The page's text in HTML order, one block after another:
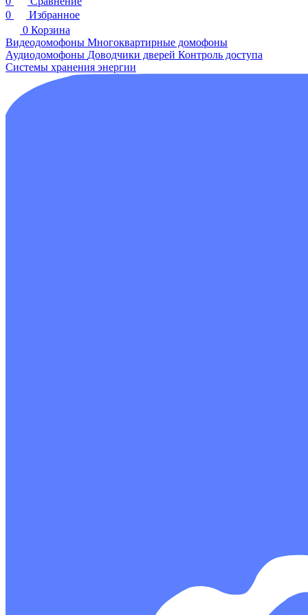
0
Избранное
0 Корзина
Видеодомофоны Многоквартирные домофоны
Аудиодомофоны Доводчики дверей Контроль доступа
Системы хранения энергии